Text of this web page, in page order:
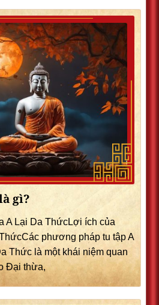
gì?
A Lại Da ThứcLợi ích của
phương pháp tu tập A
Thức là một khái niệm quan
Đại thừa,